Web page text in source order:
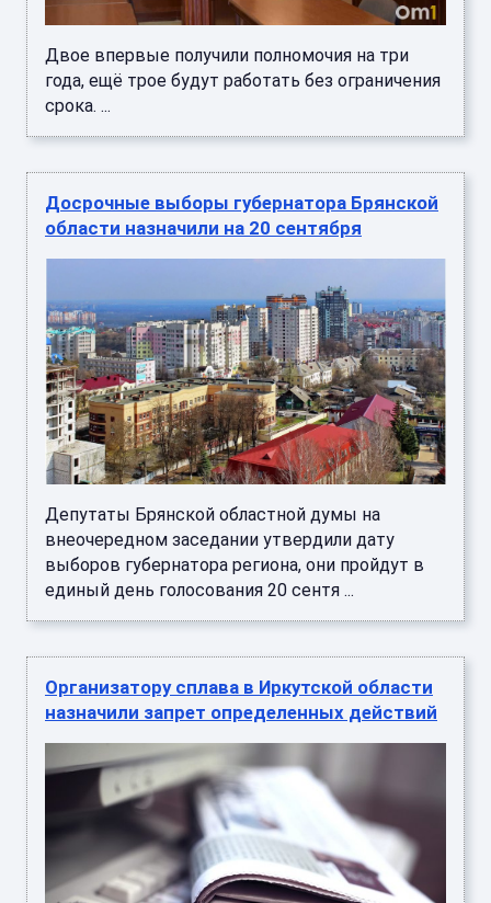
Двое впервые получили полномочия на три
года, ещё трое будут работать без ограничения
срока. ...
Досрочные выборы губернатора Брянской
области назначили на 20 сентября
Депутаты Брянской областной думы на
внеочередном заседании утвердили дату
выборов губернатора региона, они пройдут в
единый день голосования 20 сентя ...
Организатору сплава в Иркутской области
назначили запрет определенных действий